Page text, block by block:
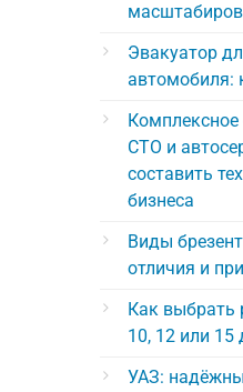
Эвакуатор
автомобиля:
СТО и
составить
бизнеса
Виды
отличия и
Как выбрать
10, 12 или
УАЗ: